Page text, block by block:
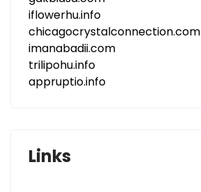
iflowerhu.info
chicagocrystalconnection.com
imanabadii.com
trilipohu.info
appruptio.info
Links